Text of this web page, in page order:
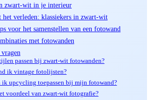
zwart-wit in je interieur
verleden: klassiekers in zwart-wit
voor het samenstellen van een fotowand
met fotowanden
passen bij zwart-wit fotowanden?
ik vintage fotolijsten?
ik upcycling toepassen bij mijn fotowand?
voordeel van zwart-wit fotografie?